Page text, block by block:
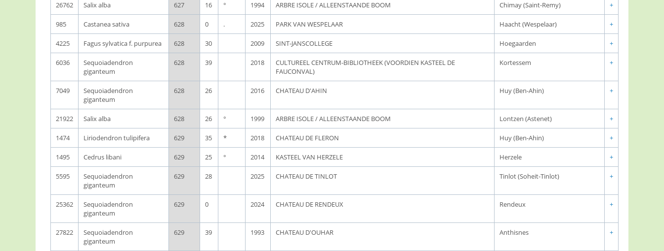
26762 Salix alba 627 16 ° 1994 ARBRE ISOLE / ALLEENSTAANDE BOOM Chimay (Saint-Remy) +
985 Castanea sativa 628 0 . 2025 PARK VAN WESPELAAR Haacht (Wespelaar) +
4225 Fagus sylvatica f. purpurea 628 30 2009 SINT-JANSCOLLEGE Hoegaarden +
6036
Sequoiadendron
giganteum
628 39 2018
CULTUREEL CENTRUM-BIBLIOTHEEK (VOORDIEN KASTEEL DE
FAUCONVAL)
Kortessem +
7049
Sequoiadendron
giganteum
628 26 2016 CHATEAU D'AHIN Huy (Ben-Ahin) +
21922 Salix alba 628 26 ° 1999 ARBRE ISOLE / ALLEENSTAANDE BOOM Lontzen (Astenet) +
1474 Liriodendron tulipifera 629 35 * 2018 CHATEAU DE FLERON Huy (Ben-Ahin) +
1495 Cedrus libani 629 25 ° 2014 KASTEEL VAN HERZELE Herzele +
5595
Sequoiadendron
giganteum
629 28 2025 CHATEAU DE TINLOT Tinlot (Soheit-Tinlot) +
25362
Sequoiadendron
giganteum
629 0 2024 CHATEAU DE RENDEUX Rendeux +
27822
Sequoiadendron
giganteum
629 39 1993 CHATEAU D'OUHAR Anthisnes +